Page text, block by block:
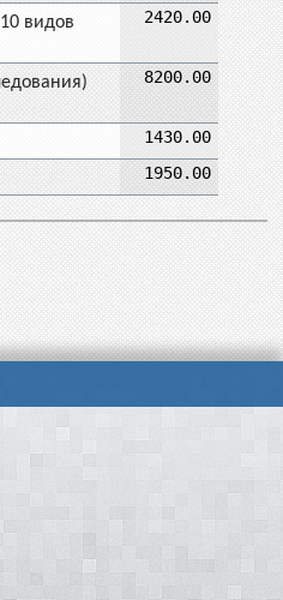
видов
2420.00
8200.00
1430.00
1950.00